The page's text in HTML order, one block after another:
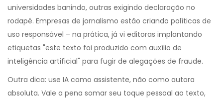
universidades banindo, outras exigindo declaração no
rodapé. Empresas de jornalismo estão criando políticas de
uso responsável – na prática, já vi editoras implantando
etiquetas "este texto foi produzido com auxílio de
inteligência artificial" para fugir de alegações de fraude.
Outra dica: use IA como assistente, não como autora
absoluta. Vale a pena somar seu toque pessoal ao texto,